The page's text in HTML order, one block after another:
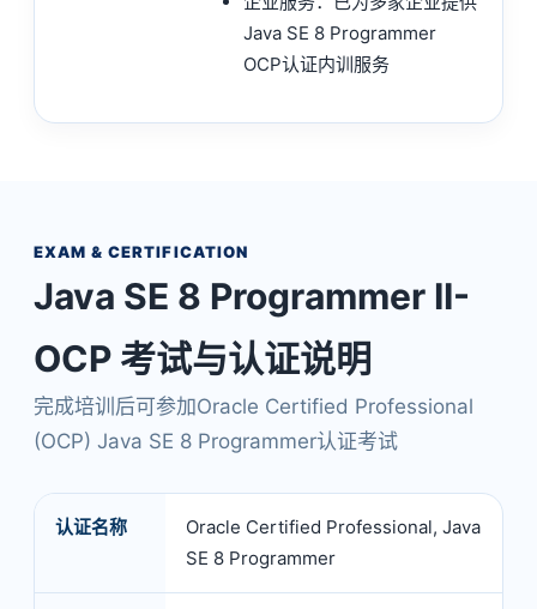
Java SE 8 Programmer
OCP认证内训服务
EXAM & CERTIFICATION
Java SE 8 Programmer II-
OCP 考试与认证说明
完成培训后可参加Oracle Certified Professional
(OCP) Java SE 8 Programmer认证考试
认证名称
Oracle Certified Professional, Java
SE 8 Programmer